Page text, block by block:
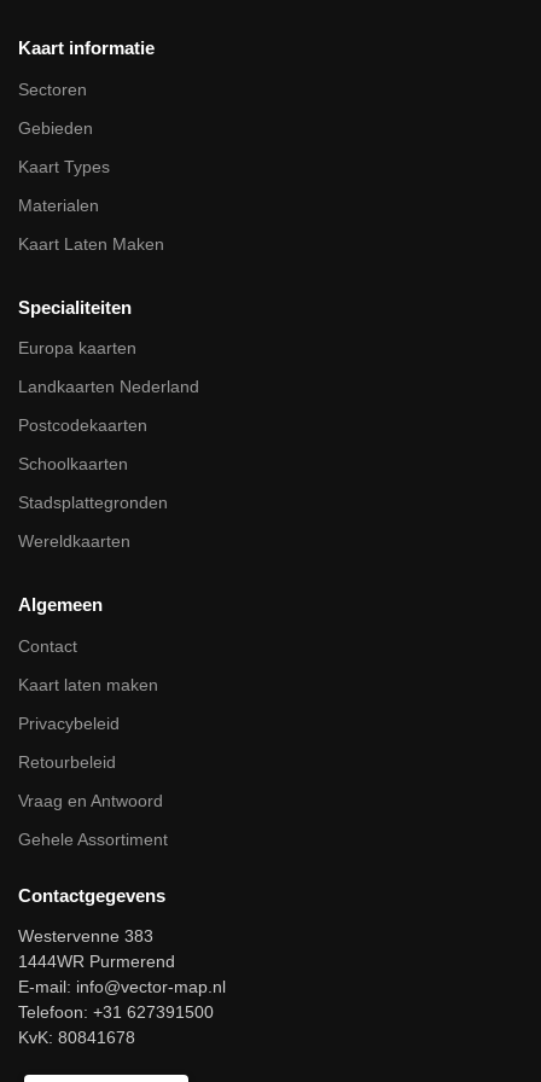
Kaart informatie
Sectoren
Gebieden
Kaart Types
Materialen
Kaart Laten Maken
Specialiteiten
Europa kaarten
Landkaarten Nederland
Postcodekaarten
Schoolkaarten
Stadsplattegronden
Wereldkaarten
Algemeen
Contact
Kaart laten maken
Privacybeleid
Retourbeleid
Vraag en Antwoord
Gehele Assortiment
Contactgegevens
Westervenne 383
1444WR Purmerend
E-mail: info@vector-map.nl
Telefoon: +31 627391500
KvK: 80841678